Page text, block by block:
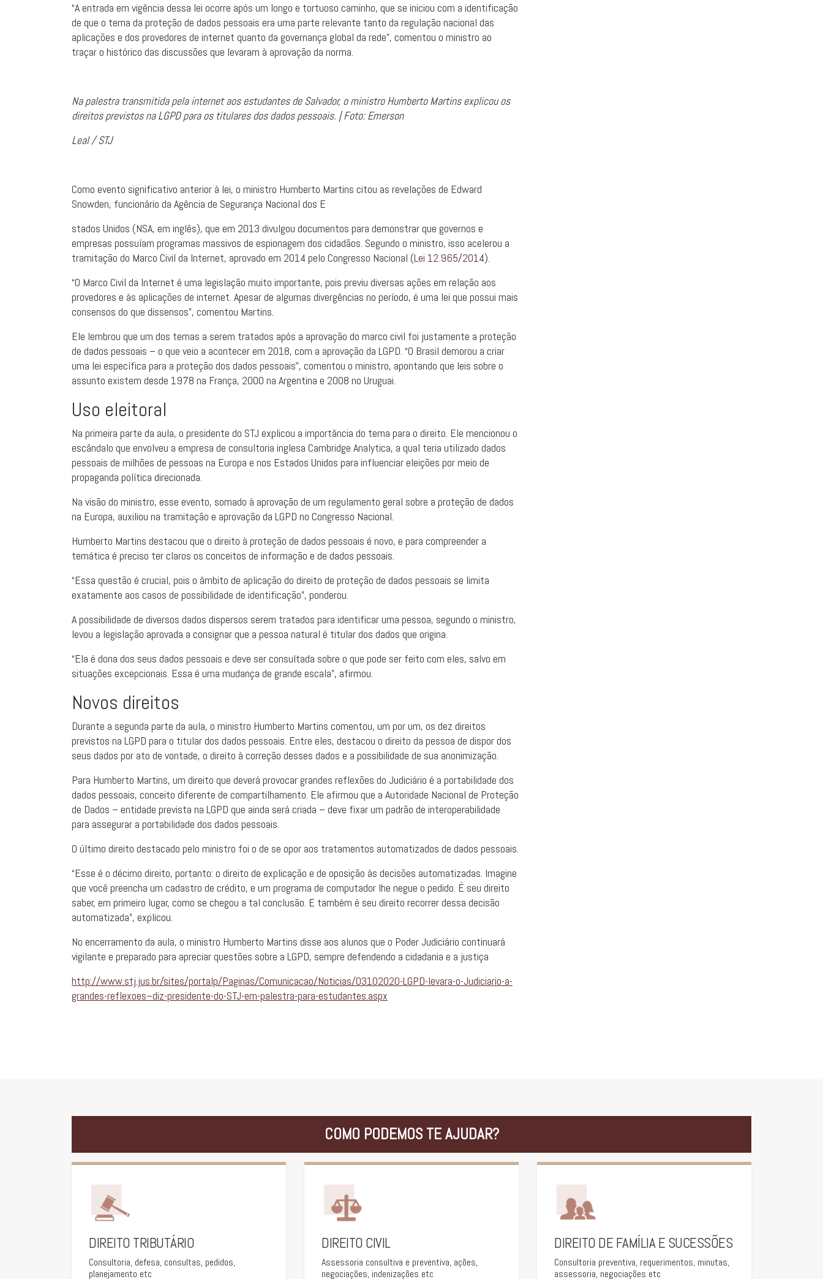
“A entrada em vigência dessa lei ocorre após um longo e tortuoso caminho, que se iniciou com a identificação
de que o tema da proteção de dados pessoais era uma parte relevante tanto da regulação nacional das
aplicações e dos provedores de internet quanto da governança global da rede”, comentou o ministro ao
traçar o histórico das discussões que levaram à aprovação da norma.
Na palestra transmitida pela internet aos estudantes de Salvador, o ministro Humberto Martins explicou os
direitos previstos na LGPD para os titulares dos dados pessoais. | Foto: Emerson
Leal / STJ​
Como evento significativo anterior à lei, o ministro Humberto Martins citou as revelações de Edward
Snowden, funcionário da Agência de Segurança Nacional dos E
stados Unidos (NSA, em inglês), que em 2013 divulgou ​documentos para demonstrar que governos e
empresas possuíam programas massivos de espionagem dos cidadãos. Segundo o ministro, isso acelerou a
tramitação do Marco Civil da Internet, aprovado em 2014 pelo Congresso Nacional (Lei 12.965/2014).
“O Marco Civil da Internet é uma legislação muito importante, pois previu diversas ações em relação aos
provedores e às aplicações de internet. Apesar de algumas divergências no período, é uma lei que possui mais
consensos do que dissensos”, comentou Martins.
Ele lembrou que um dos temas a serem tratados após a aprovação do marco civil foi justamente a proteção
de dados pessoais – o que veio a acontecer em 2018, com a aprovação da LGPD. “O Brasil demorou a criar
uma lei específica para a proteção dos dados pessoais”, comentou o ministro, apontando que leis sobre o
assunto existem desde 1978 na França, 2000 na Argentina e 2008 no Uruguai.
Uso eleit​​oral
Na primeira parte da aula, o presidente do STJ explicou a importância do tema para o direito. Ele mencionou o
escândalo que envolveu a empresa de consultoria inglesa Cambridge Analytica, a qual teria utilizado dados
pessoais de milhões de pessoas na Europa e nos Estados Unidos para influenciar eleições por meio de
propaganda política direcionada.
Na visão do ministro, esse evento, somado à aprovação de um regulamento geral sobre a proteção de dados
na Europa, auxiliou na tramitação e aprovação da LGPD no Congresso Nacional.
Humberto Martins destacou que o direito à proteção de dados pessoais é novo, e para compreender a
temática é preciso ter claros os conceitos de informação e de dados pessoais.
“Essa questão é crucial, pois o âmbito de aplicação do direito de proteção de dados pessoais se limita
exatamente aos casos de possibilidade de identificação”, ponderou.
A possibilidade de diversos dados dispersos serem tratados para identificar uma pessoa, segundo o ministro,
levou a legislação aprovada a consignar que a pessoa natural é titular dos dados que origina.
“Ela é dona dos seus dados pessoais e deve ser consultada sobre o que pode ser feito com eles, salvo em
situações excepcionais. Essa é uma mudança de grande escala”, afirmou.
Novos dir​​eitos
Durante a segunda parte da aula, o ministro Humberto Martins comentou, um por um, os dez direitos
previstos na LGPD para o titular dos dados pessoais. Entre eles, destacou o direito da pessoa de dispor dos
seus dados por ato de vontade, o direito à correção desses dados e a possibilidade de sua anonimização.
Para Humberto Martins, um direito que deverá provocar grandes reflexões do Judiciário é a portabilidade dos
dados pessoais, conceito diferente de compartilhamento. Ele afirmou que a Autoridade Nacional de Proteção
de Dados – entidade prevista na LGPD que ainda será criada – deve fixar um padrão de interoperabilidade
para assegurar a portabilidade dos dados pessoais.
O último direito destacado pelo ministro foi o de se opor aos tratamentos automatizados de dados pessoais.
“Esse é o décimo direito, portanto: o direito de explicação e de oposição às decisões automatizadas. Imagine
que você preencha um cadastro de crédito, e um programa de computador lhe negue o pedido. É seu direito
saber, em primeiro lugar, como se chegou a tal conclusão. E também é seu direito recorrer dessa decisão
automatizada”, explicou.
No encerramento da aula, o ministro Humberto Martins disse aos alunos que o Poder Judiciário continuará
vigilante e preparado para apreciar questões sobre a LGPD, sempre defendendo a cidadania e a justiça
http://www.stj.jus.br/sites/portalp/Paginas/Comunicacao/Noticias/03102020-LGPD-levara-o-Judiciario-a-
grandes-reflexoes–diz-presidente-do-STJ-em-palestra-para-estudantes.aspx
COMO PODEMOS TE AJUDAR?
DIREITO TRIBUTÁRIO
Consultoria, defesa, consultas, pedidos,
planejamento etc
DIREITO CIVIL
Assessoria consultiva e preventiva, ações,
negociações, indenizações etc
DIREITO DE FAMÍLIA E SUCESSÕES
Consultoria preventiva, requerimentos, minutas,
assessoria, negociações etc